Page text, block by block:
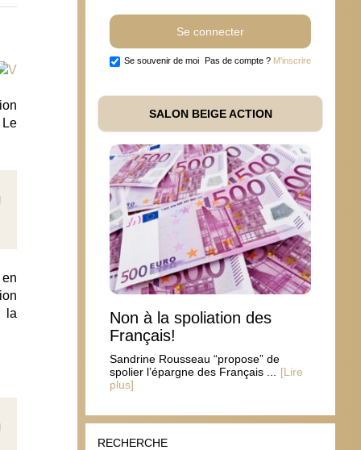
Le
la
Se souvenir de moi Pas de compte ? M'inscrire
SALON BEIGE ACTION
Non à la spoliation des
Français!
Sandrine Rousseau “propose” de
spolier l’épargne des Français ...
[Lire
plus]
RECHERCHE